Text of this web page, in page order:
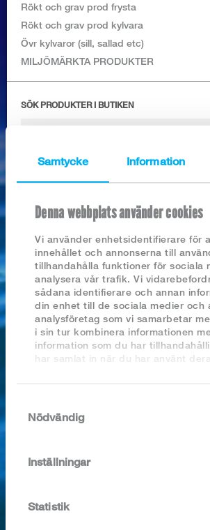
Samtycke Information
Denna webbplats använder cookies
Vi använder enhetsidentifierare för
innehållet och annonserna till
tillhandahålla funktioner för sociala
analysera vår trafik. Vi
sådana identifierare och annan
din enhet till de sociala medier och
analysföretag som vi samarbetar
i sin tur kombinera informationen
information som du har
har samlat in när du har använt
Nödvändig
Inställningar
Statistik
Rökt och grav prod frysta
Rökt och grav prod kylvara
Övr kylvaror (sill, sallad etc)
MILJÖMÄRKTA PRODUKTER
SÖK PRODUKTER I BUTIKEN
Nyhetsarkiv
2026
2024
2023
2022
2021
2020
2019
2018
SCAMPI FRITTI
4 x 1000g
Kategori:
vannamei), vatten, salt,